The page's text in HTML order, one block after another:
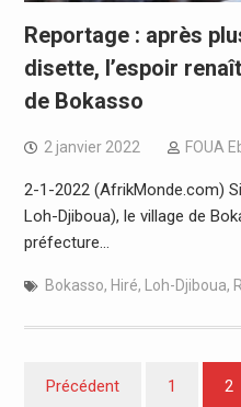
Reportage : après
disette, l’espoir
de Bokasso
2 janvier 2022 FOUA
2-1-2022 (AfrikMonde.com)
Loh-Djiboua), le village de
préfecture…
Bokasso, Hiré, Loh-Djiboua,
Pagination
Précédent 1 2